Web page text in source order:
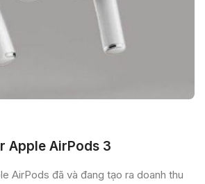
Apple AirPods 3
AirPods đã và đang tạo ra doanh thu